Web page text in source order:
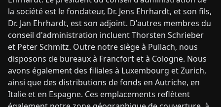
la société est le fondateur, Dr. Jens Ehrhardt, et son fils,
Dr. Jan Ehrhardt, est son adjoint. D'autres membres du
conseil d'administration incluent Thorsten Schrieber
et Peter Schmitz. Outre notre siège à Pullach, nous
disposons de bureaux à Francfort et à Cologne. Nous
avons également des filiales à Luxembourg et Zurich,
ainsi que des distributions de fonds en Autriche, en
Italie et en Espagne. Ces emplacements reflètent